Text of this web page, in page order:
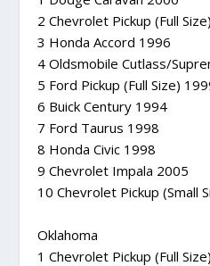
2 Chevrolet Pickup (Full
3 Honda Accord 1996
4 Oldsmobile Cutlass/
5 Ford Pickup (Full Size)
6 Buick Century 1994
7 Ford Taurus 1998
8 Honda Civic 1998
9 Chevrolet Impala 2005
10 Chevrolet Pickup (Small
Oklahoma
1 Chevrolet Pickup (Full